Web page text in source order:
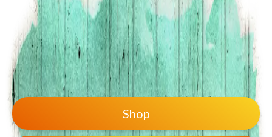
2bepreneur
Shop